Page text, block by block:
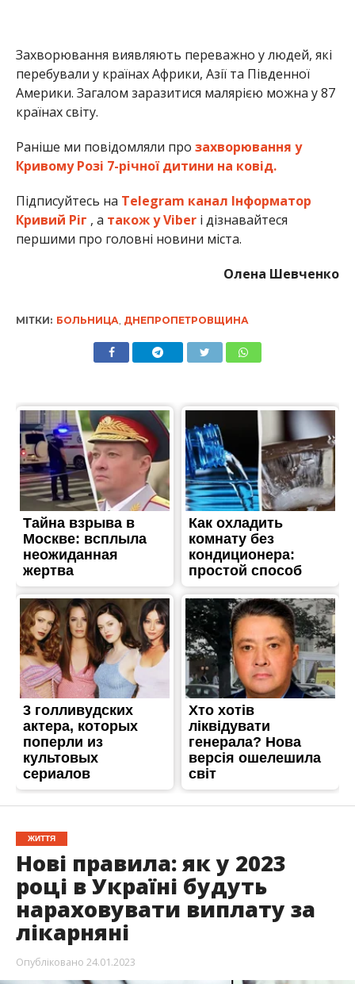
Захворювання виявляють переважно у людей, які
перебували у країнах Африки, Азії та Південної
Америки. Загалом заразитися малярією можна у 87
країнах світу.
Раніше ми повідомляли про захворювання у
Кривому Розі 7-річної дитини на ковід.
Підписуйтесь на Telegram канал Інформатор
Кривий Ріг , а також у Viberі дізнавайтеся
першими про головні новини міста.
Олена Шевченко
МІТКИ: БОЛЬНИЦА, ДНЕПРОПЕТРОВЩИНА
ЖИТТЯ
Нові правила: як у 2023
році в Україні будуть
нараховувати виплату за
лікарняні
Опубліковано 24.01.2023